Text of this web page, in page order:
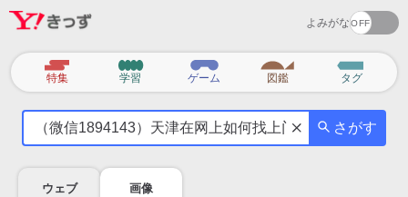
よみがな
カ
テ
特集 学習 ゲーム 図鑑 タグ
気
さがす
ウェブ 画像